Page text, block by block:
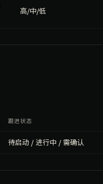
高/中/低
跟进状态
待启动 / 进行中 / 需确认